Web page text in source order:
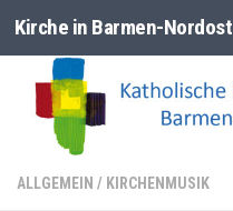
Zum Inhalt springen
Kirche in Barmen-Nordost
ALLGEMEIN / KIRCHENMUSIK